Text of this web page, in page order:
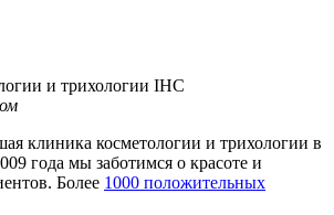
клиника косметологии и трихологии в
года мы заботимся о красоте и
Более 1000 положительных